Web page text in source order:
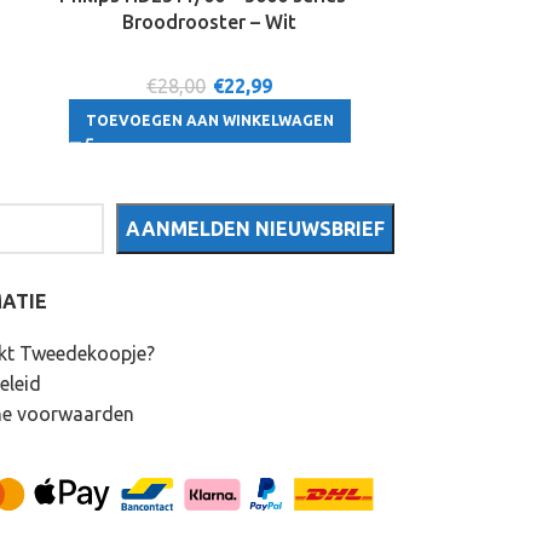
Broodrooster – Wit
€28,00 €22,99
TOEVOEGEN AAN WINKELWAGEN
Tweedekoopje?
voorwaarden